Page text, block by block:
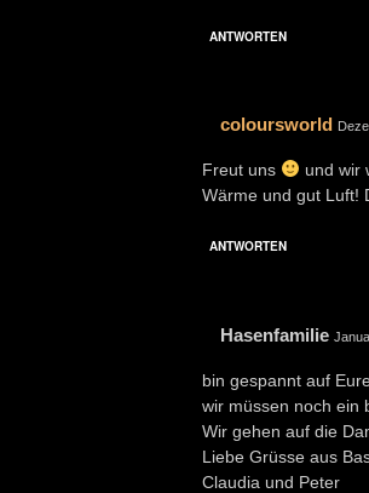
ANTWORTEN
coloursworld
Freut uns
und wir
Wärme und gut Luft!
ANTWORTEN
Hasenfamilie
bin gespannt auf
wir müssen noch ein
Wir gehen auf die
Liebe Grüsse aus
Claudia und Peter